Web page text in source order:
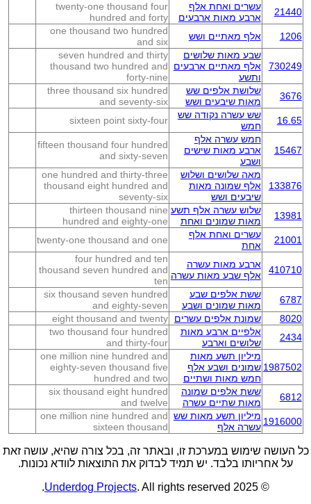
21440
עשרים ואחת אלף
ארבע מאות ארבעים
twenty-one thousand four
hundred and forty
1206
אלף מאתיים ושש
one thousand two hundred
and six
730249
שבע מאות שלושים
אלף מאתיים ארבעים
ותשע
seven hundred and thirty
thousand two hundred and
forty-nine
3676
שלושת אלפים שש
מאות שיבעים ושש
three thousand six hundred
and seventy-six
16.65
שש עשרה נקודה שש
חמש
sixteen point sixty-four
15467
חמש עשרה אלף
ארבע מאות שישים
ושבע
fifteen thousand four hundred
and sixty-seven
133876
מאה שלושים ושלוש
אלף שמונה מאות
שיבעים ושש
one hundred and thirty-three
thousand eight hundred and
seventy-six
13981
שלוש עשרה אלף תשע
מאות שמונים ואחת
thirteen thousand nine
hundred and eighty-one
21001
עשרים ואחת אלף
אחת
twenty-one thousand and one
410710
ארבע מאות עשרה
אלף שבע מאות עשרה
four hundred and ten
thousand seven hundred and
ten
6787
ששת אלפים שבע
מאות שמונים ושבע
six thousand seven hundred
and eighty-seven
8020
שמונת אלפים עשרים
eight thousand and twenty
2434
אלפיים ארבע מאות
שלושים וארבע
two thousand four hundred
and thirty-four
1987502
מיליון תשע מאות
שמונים ושבע אלף
חמש מאות ושתיים
one million nine hundred and
eighty-seven thousand five
hundred and two
6812
ששת אלפים שמונה
מאות שתיים עשרה
six thousand eight hundred
and twelve
1916000 מיליון תשע מאות שש
עשרה אלף
one million nine hundred and
sixteen thousand
כל העושה שימוש במערכת זו, ובאתר זה, בכל צורה שהיא, עושה זאת
על אחריותו בלבד. יש תמיד לבדוק את התוצאות לוודא נכונות.
© 2025
Underdog Projects. All rights reserved.